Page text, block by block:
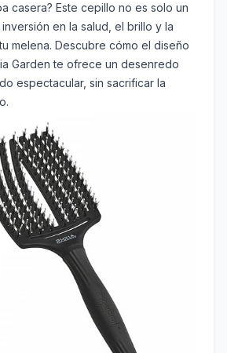
casera? Este cepillo no es solo un
en la salud, el brillo y la
melena. Descubre cómo el diseño
Garden te ofrece un desenredo
espectacular, sin sacrificar la